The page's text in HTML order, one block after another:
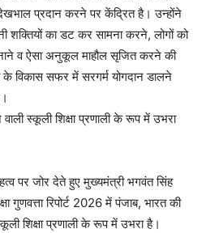
प्रदान करने पर केंद्रित है। उन्होंने
शक्तियों का डट कर सामना करने, लोगों को
व ऐसा अनुकूल माहौल सृजित करने की
विकास सफर में सरगर्म योगदान डालने
स्कूली शिक्षा प्रणाली के रूप में उभरा
पर जोर देते हुए मुख्यमंत्री भगवंत सिंह
गुणवत्ता रिपोर्ट 2026 में पंजाब, भारत की
शिक्षा प्रणाली के रूप में उभरा है।